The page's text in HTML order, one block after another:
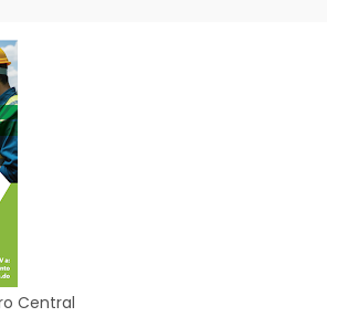
Central